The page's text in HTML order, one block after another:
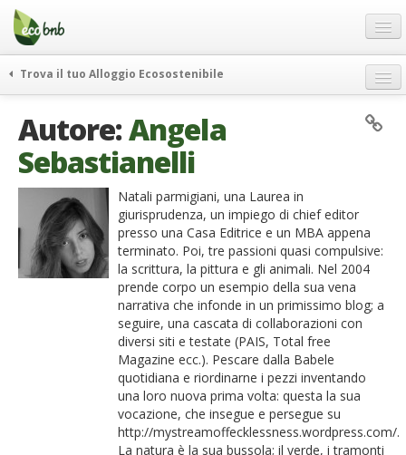
Menu
Salta
contenuto
Offerte Speciali
Regali
FAQ
Chi Siamo
Partner
Contatti
Trova il tuo Alloggio Ecosostenibile
itinerari
curiosità
vivere e viaggiare verde
news ed eventi
ecohotel
rassegna stampa
Autore:Angela
Sebastianelli
Natali parmigiani, una Laurea in
giurisprudenza, un impiego di chief editor
presso una Casa Editrice e un MBA appena
terminato. Poi, tre passioni quasi compulsive:
la scrittura, la pittura e gli animali. Nel 2004
prende corpo un esempio della sua vena
narrativa che infonde in un primissimo blog; a
seguire, una cascata di collaborazioni con
diversi siti e testate (PAIS, Total free
Magazine ecc.). Pescare dalla Babele
quotidiana e riordinarne i pezzi inventando
una loro nuova prima volta: questa la sua
vocazione, che insegue e persegue su
http://mystreamoffecklessness.wordpress.com/.
La natura è la sua bussola; il verde, i tramonti